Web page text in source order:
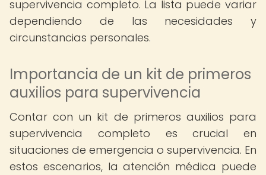
supervivencia completo. La lista puede variar
dependiendo de las necesidades y
circunstancias personales.
Importancia de un kit de primeros
auxilios para supervivencia
Contar con un kit de primeros auxilios para
supervivencia completo es crucial en
situaciones de emergencia o supervivencia. En
estos escenarios, la atención médica puede